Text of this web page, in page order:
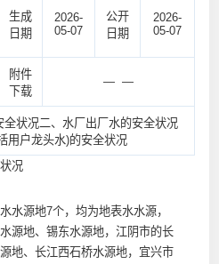
生成
日期
2026-
05-07
公开
日期
2026-
05-07
附件
下载
— —
全状况二、水厂出厂水的安全状况
用户龙头水)的安全状况
况
源地7个，均为地表水水源，
源地、锡东水源地，江阴市的长
地、长江西石桥水源地，宜兴市